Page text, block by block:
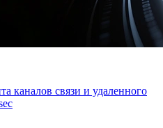
каналов связи и удаленного